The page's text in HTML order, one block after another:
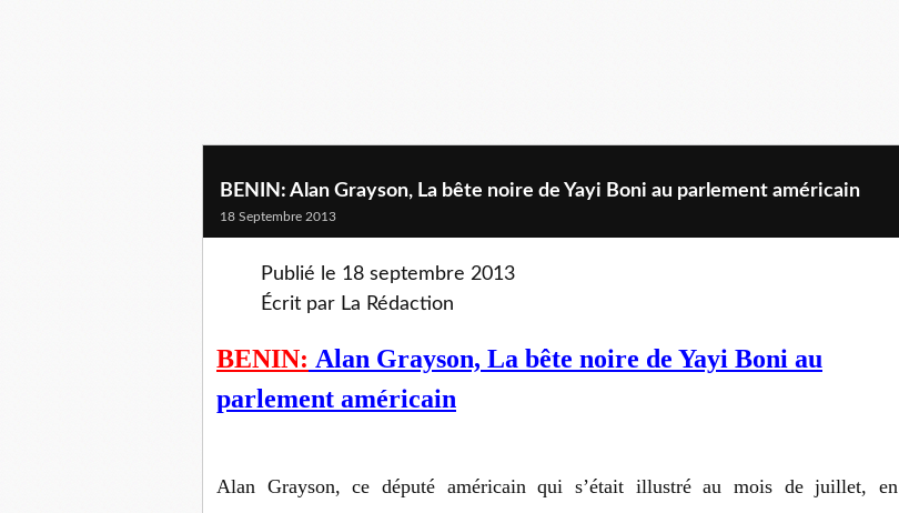
BENIN: Alan Grayson, La bête noire de Yayi Boni au parlement américain
18 Septembre 2013
Publié le 18 septembre 2013
Écrit par La Rédaction
BENIN: Alan Grayson, La bête noire de Yayi Boni au
parlement américain
Alan Grayson, ce député américain qui s’était illustré au mois de juillet, en